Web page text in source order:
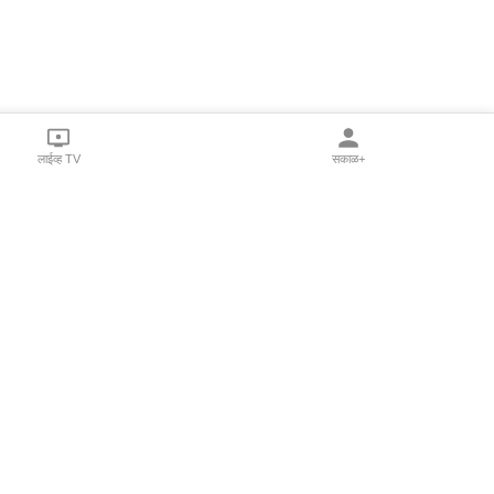
लाईव्ह TV सकाळ+